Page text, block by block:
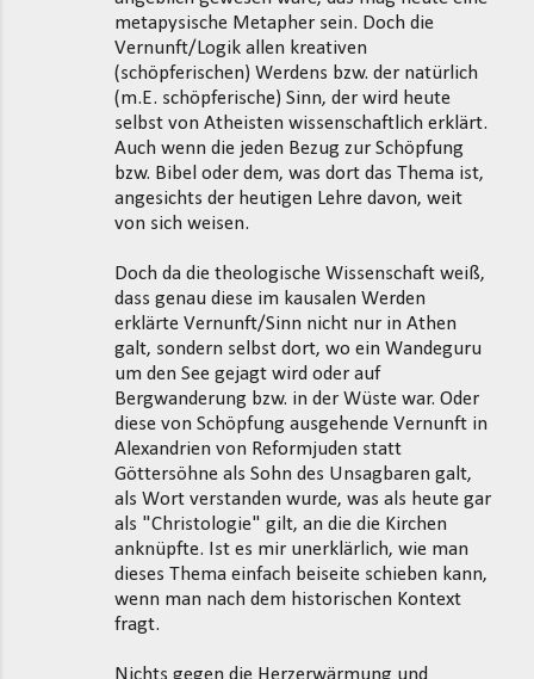
metapysische Metapher sein. Doch die
Vernunft/Logik allen kreativen
(schöpferischen) Werdens bzw. der natürlich
(m.E. schöpferische) Sinn, der wird heute
selbst von Atheisten wissenschaftlich erklärt.
Auch wenn die jeden Bezug zur Schöpfung
bzw. Bibel oder dem, was dort das Thema ist,
angesichts der heutigen Lehre davon, weit
von sich weisen.
Doch da die theologische Wissenschaft weiß,
dass genau diese im kausalen Werden
erklärte Vernunft/Sinn nicht nur in Athen
galt, sondern selbst dort, wo ein Wandeguru
um den See gejagt wird oder auf
Bergwanderung bzw. in der Wüste war. Oder
diese von Schöpfung ausgehende Vernunft in
Alexandrien von Reformjuden statt
Göttersöhne als Sohn des Unsagbaren galt,
als Wort verstanden wurde, was als heute gar
als "Christologie" gilt, an die die Kirchen
anknüpfte. Ist es mir unerklärlich, wie man
dieses Thema einfach beiseite schieben kann,
wenn man nach dem historischen Kontext
fragt.
Nichts gegen die Herzerwärmung und